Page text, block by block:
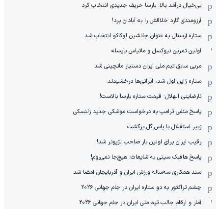
بی‌خیال درآمد بالا: بارسا حریف جدیدی انتخاب کرد
آرزومندی گارد خلاقش را به آبادان برد!
ستاره آرسنال به عنوان جانشین لوکاکو انتخاب شد
اولین تمرین نیوکسل و ماتیاس یایسله
مربی سابق تیم ملی ایران دستیار مانچینی شد
ستاره ژاپن اول شد، ایرانی‌ها درخشیدند
نارضایتی الهلال: قیمت ستاره بارسا بالاست!
پاسخ منفی ترامپ به درخواست موشکی جدید زلنسکی
زبیر استقلال با پاس گل برگشت
رقیب ایران برای اولین بار صاحب لژیونر شد!
پاسخ هافبک سیتی به شایعات: هیچ‌جا نمی‌روم!
سند همکاری سه‌ساله‌ ‌ورزش ایران و آذربایجان امضا شد
چشم تراکتور به دو ستاره ایران در جام جهانی ۲۰۲۶
آمار و ارقام جالب تیم ملی ایران در جام جهانی 2026